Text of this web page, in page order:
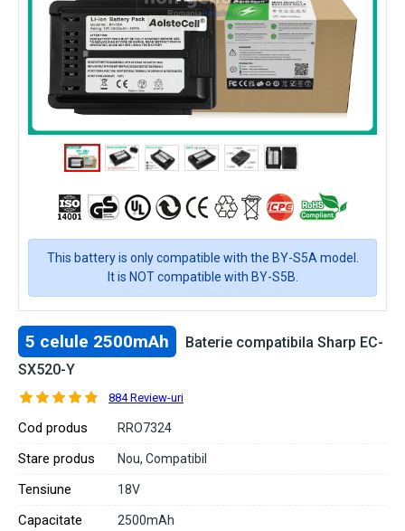
This battery is only compatible with the BY-S5A model.
It is NOT compatible with BY-S5B.
5 celule 2500mAh
Baterie compatibila Sharp EC-
SX520-Y
884 Review-uri
Cod produs RRO7324
Stare produs Nou, Compatibil
Tensiune 18V
Capacitate 2500mAh